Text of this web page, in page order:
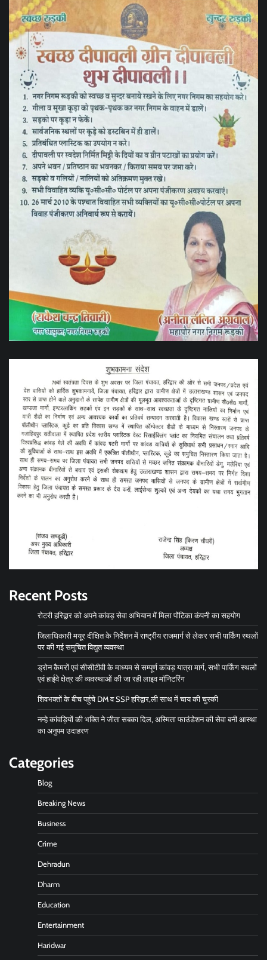
Recent Posts
रोटरी हरिद्वार को अपने कांवड़ सेवा अभियान में मिला पोंटिका कंपनी का सहयोग
जिलाधिकारी मयूर दीक्षित के निर्देशन में राष्ट्रीय राजमार्ग से लेकर सभी पार्किंग स्थलों
पर की गई समुचित विद्युत व्यवस्था
ड्रोन कैमरों एवं सीसीटीवी के माध्यम से सम्पूर्ण कांवड़ यात्रा मार्ग, सभी पार्किंग स्थलों
एवं हाईवे क्षेत्र की व्यवस्थाओं की जा रही लाइव मॉनिटरिंग
शिवभक्तों के बीच पहुंचे DM व SSP हरिद्वार,ली साथ में चाय की चुस्की
नन्हे कांवड़ियों की भक्ति ने जीता सबका दिल, अस्मिता फाउंडेशन की सेवा बनी आस्था
का अनुपम उदाहरण
Categories
Blog
Breaking News
Business
Crime
Dehradun
Dharm
Education
Entertainment
Haridwar